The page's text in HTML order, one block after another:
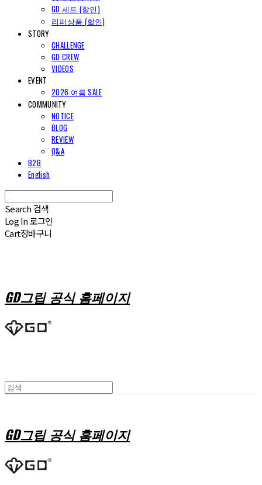
GD 세트 (할인)
리퍼상품 (할인)
STORY
CHALLENGE
GD CREW
VIDEOS
EVENT
2026 여름 SALE
COMMUNITY
NOTICE
BLOG
REVIEW
Q&A
B2B
English
Search 검색
Log In로그인
Cart장바구니
GD그립 공식 홈페이지
GD그립 공식 홈페이지